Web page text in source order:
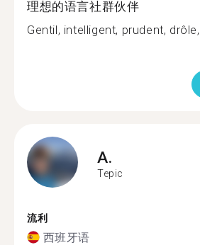
理想的语言社群伙伴
Gentil, intelligent, prudent,
A.
Tepic
流利
西班牙语